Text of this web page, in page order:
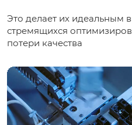
Это делает их идеальным
стремящихся
потери качества